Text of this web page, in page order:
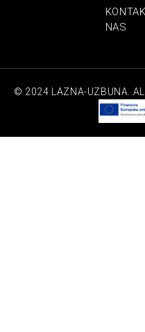
NAS
© 2024 LAZNA-UZBUNA.